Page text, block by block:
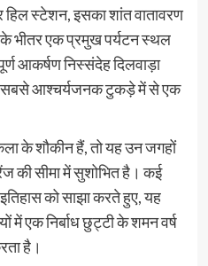
हिल स्टेशन, इसका शांत वातावरण
भीतर एक प्रमुख पर्यटन स्थल
आकर्षण निस्संदेह दिलवाड़ा
सबसे आश्चर्यजनक टुकड़े में से एक
के शौकीन हैं, तो यह उन जगहों
की सीमा में सुशोभित है। कई
को साझा करते हुए, यह
में एक निर्बाध छुट्टी के शमन वर्ष
है।